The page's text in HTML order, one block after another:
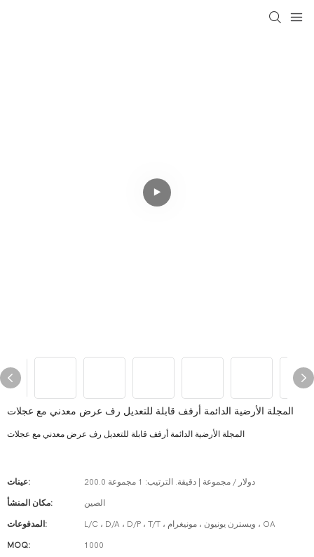
المجلة الأرضية الدائمة أرفف قابلة للتعديل رف عرض معدني مع عجلات
المجلة الأرضية الدائمة أرفف قابلة للتعديل رف عرض معدني مع عجلات
عينات: 200.0 دولار / مجموعة | دقيقة. الترتيب: 1 مجموعة
مكان المنشأ: الصين
المدفوعات: L/C ، D/A ، D/P ، T/T ، ويسترن يونيون ، مونيغرام ، OA
MOQ: 1000